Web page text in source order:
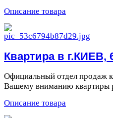
Описание товара
Квартира в г.КИЕВ,
Официальный отдел продаж
Вашему вниманию квартиры
Описание товара